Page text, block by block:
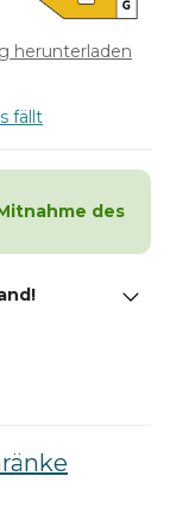
herunterladen
fällt
des